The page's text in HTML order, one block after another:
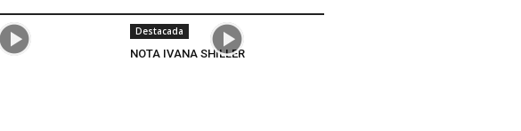
Destacada
NOTA IVANA SHILLER